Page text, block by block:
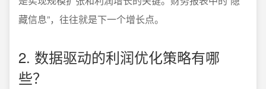
藏信息”，往往就是下一个增长点。
2. 数据驱动的利润优化策略有哪
些？